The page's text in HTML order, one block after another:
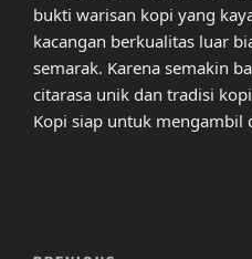
bukti warisan kopi yang
kacangan berkualitas luar
semarak. Karena semakin
citarasa unik dan tradisi
Kopi siap untuk mengambil